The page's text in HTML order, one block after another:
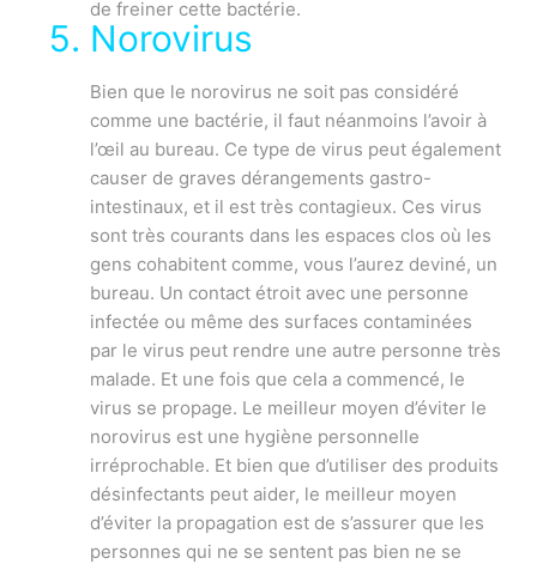
de freiner cette bactérie.
Norovirus
Bien que le norovirus ne soit pas considéré
comme une bactérie, il faut néanmoins l’avoir à
l’œil au bureau. Ce type de virus peut également
causer de graves dérangements gastro-
intestinaux, et il est très contagieux. Ces virus
sont très courants dans les espaces clos où les
gens cohabitent comme, vous l’aurez deviné, un
bureau. Un contact étroit avec une personne
infectée ou même des surfaces contaminées
par le virus peut rendre une autre personne très
malade. Et une fois que cela a commencé, le
virus se propage. Le meilleur moyen d’éviter le
norovirus est une hygiène personnelle
irréprochable. Et bien que d’utiliser des produits
désinfectants peut aider, le meilleur moyen
d’éviter la propagation est de s’assurer que les
personnes qui ne se sentent pas bien ne se